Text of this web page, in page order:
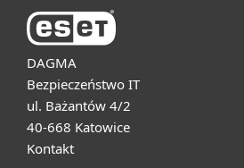
DAGMA
Bezpieczeństwo IT
ul. Bażantów 4/2
40-668 Katowice
Kontakt